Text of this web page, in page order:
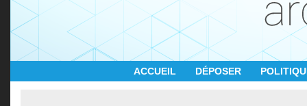
ACCUEIL DÉPOSER